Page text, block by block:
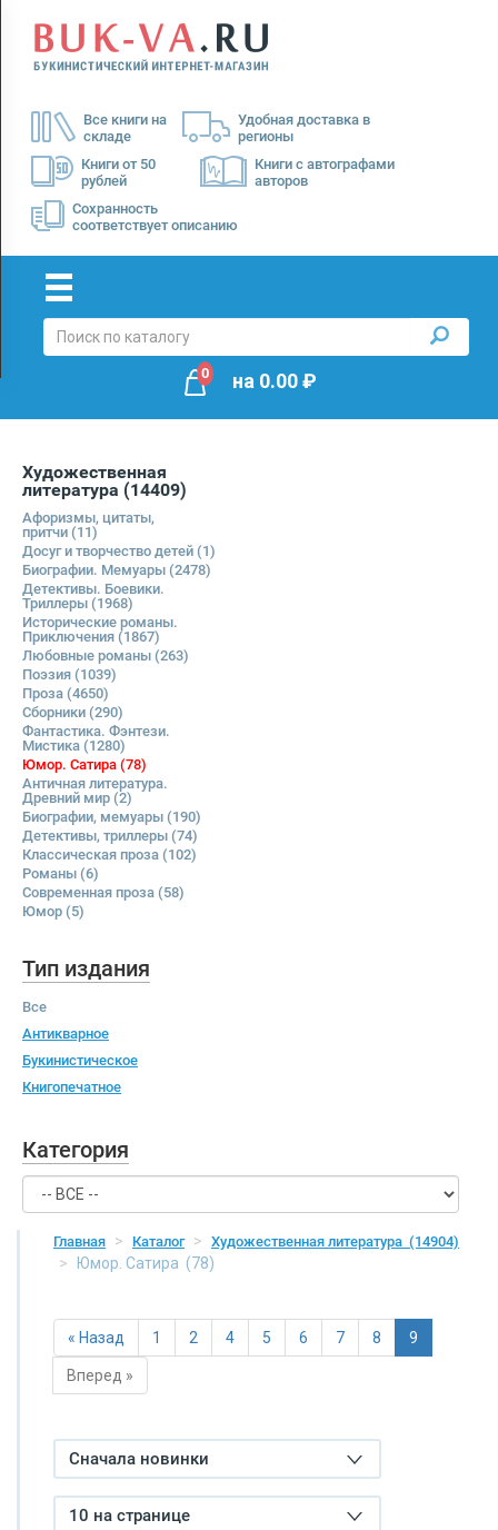
Все книги на
складе
Удобная доставка в
регионы
Книги от 50
рублей
Книги с автографами
авторов
Сохранность
соответствует описанию
Menu
Доставка
Оплата
0 на 0.00₽
Художественная
литература (14409)
Афоризмы, цитаты,
притчи (11)
Досуг и творчество детей (1)
Биографии. Мемуары (2478)
Детективы. Боевики.
Триллеры (1968)
Исторические романы.
Приключения (1867)
Любовные романы (263)
Поэзия (1039)
Проза (4650)
Сборники (290)
Фантастика. Фэнтези.
Мистика (1280)
Юмор. Сатира (78)
Античная литература.
Древний мир (2)
Биографии, мемуары (190)
Детективы, триллеры (74)
Классическая проза (102)
Романы (6)
Современная проза (58)
Юмор (5)
Тип издания
Все
Антикварное
Букинистическое
Книгопечатное
Категория
Главная Каталог Художественная литература (14904)
Юмор. Сатира (78)
« Назад 1 2 4 5 6 7 8 9
Вперед »
Сначала новинки
10 на странице